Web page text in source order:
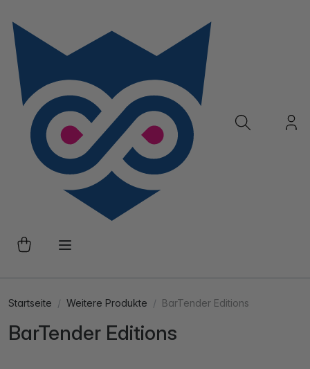
Startseite Weitere Produkte BarTender Editions
BarTender Editions